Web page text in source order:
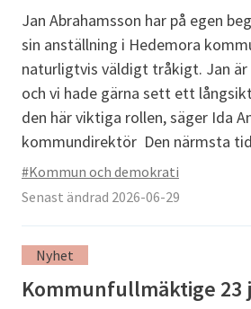
Jan Abrahamsson har på egen
sin anställning i Hedemora
naturligtvis väldigt tråkigt. Jan är
och vi hade gärna sett ett
den här viktiga rollen, säger Ida
kommundirektör Den närmsta
#Kommun och demokrati
Senast ändrad 2026-06-29
Nyhet
Kommunfullmäktige 23